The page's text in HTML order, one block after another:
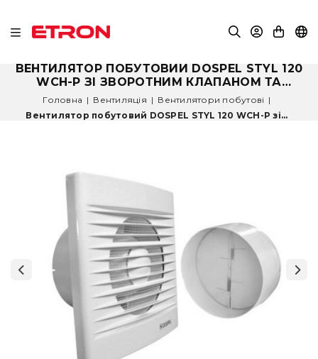
ВЕНТИЛЯТОР ПОБУТОВИЙ DOSPEL STYL 120
WCH-P ЗІ ЗВОРОТНИМ КЛАПАНОМ ТА
ДАТЧИКОМ ВОЛОГОСТІ
Головна | Вентиляція | Вентилятори побутові |
Вентилятор побутовий DOSPEL STYL 120 WCH-P зі...